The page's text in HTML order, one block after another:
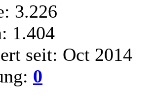
3.226
1.404
seit: Oct 2014
0